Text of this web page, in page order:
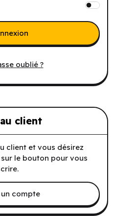
oublié ?
client
client et vous désirez
le bouton pour vous
un compte